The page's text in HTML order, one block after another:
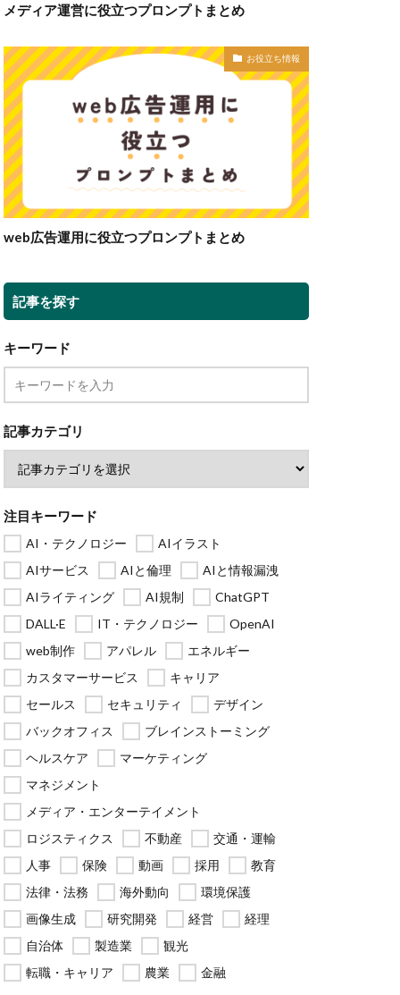
メディア運営に役立つプロンプトまとめ
お役立ち情報
web広告運用に役立つプロンプトまとめ
記事を探す
キーワード
記事カテゴリ
注目キーワード
AI・テクノロジー
AIイラスト
AIサービス
AIと倫理
AIと情報漏洩
AIライティング
AI規制
ChatGPT
DALL·E
IT・テクノロジー
OpenAI
web制作
アパレル
エネルギー
カスタマーサービス
キャリア
セールス
セキュリティ
デザイン
バックオフィス
ブレインストーミング
ヘルスケア
マーケティング
マネジメント
メディア・エンターテイメント
ロジスティクス
不動産
交通・運輸
人事
保険 動画 採用
教育
法律・法務
海外動向
環境保護
画像生成
研究開発 経営
経理
自治体
製造業
観光
転職・キャリア
農業 金融